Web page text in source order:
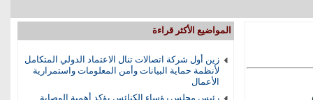
المواضيع الأكثر قراءة
زين أول شركة اتصالات تنال الاعتماد الدولي المتكامل
لأنظمة حماية البيانات وأمن المعلومات واستمرارية
الأعمال
رئيس مجلس رؤساء الكنائس يؤكد أهمية الوصاية